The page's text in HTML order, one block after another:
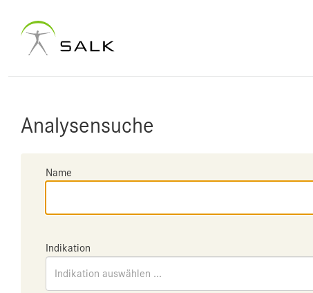
Analysensuche
Name
Indikation
Indikation auswählen ...